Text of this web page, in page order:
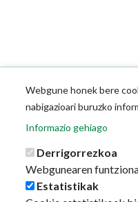
Webgune honek bere
nabigazioari buruzko
Informazio gehiago
Derrigorrezkoa
Webgunearen
Estatistikak